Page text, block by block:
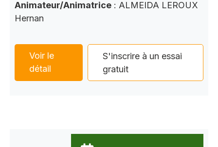
Animateur/Animatrice : ALMEIDA LEROUX
Hernan
Voir le
détail
S'inscrire à un essai
gratuit